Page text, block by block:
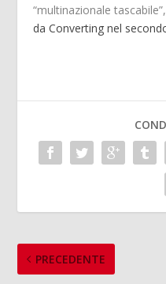
“multinazionale
da Converting nel
PRECEDENTE